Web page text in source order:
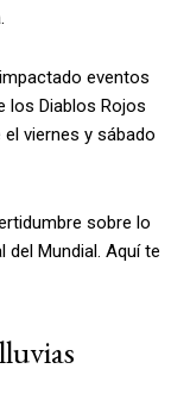
eventos
los Diablos Rojos
viernes y sábado
sobre lo
del Mundial. Aquí te